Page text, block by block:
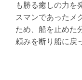
も勝る癒しの力を
スマンであったメ
ため、船を止めた
頼みを断り船に戻